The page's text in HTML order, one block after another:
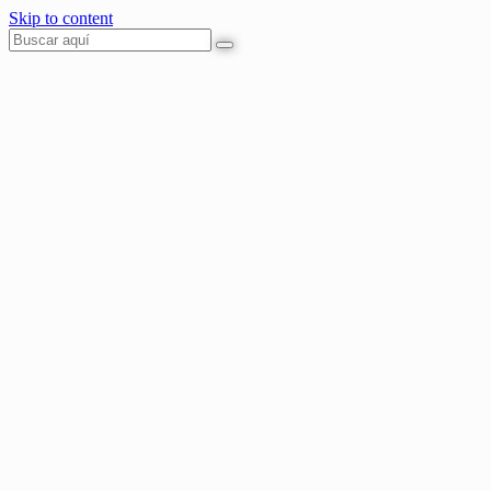
Skip to content